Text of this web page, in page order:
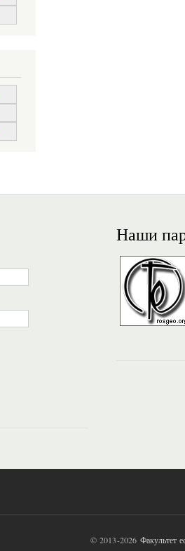
Наши
© 2013-2026 Факультет